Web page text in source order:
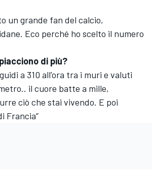
un grande fan del calcio,
Eco perché ho scelto il numero
di più?
a 310 all'ora tra i muri e valuti
il cuore batte a mille,
ciò che stai vivendo. E poi
Francia”